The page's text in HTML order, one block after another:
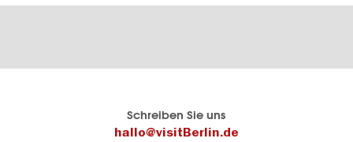
Schreiben Sie uns
hallo@visitBerlin.de